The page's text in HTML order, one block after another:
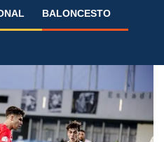
BALONCESTO